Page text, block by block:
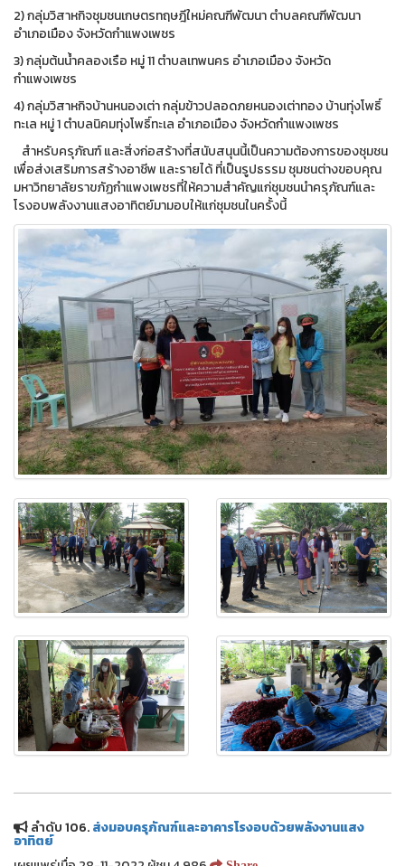
2) กลุ่มวิสาหกิจชุมชนเกษตรทฤษฎีใหม่คณฑีพัฒนา ตำบลคณฑีพัฒนา
อำเภอเมือง จังหวัดกำแพงเพชร
3) กลุ่มต้นน้ำคลองเรือ หมู่ 11 ตำบลเทพนคร อำเภอเมือง จังหวัด
กำแพงเพชร
4) กลุ่มวิสาหกิจบ้านหนองเต่า กลุ่มข้าวปลอดภยหนองเต่าทอง บ้านทุ่งโพธิ์
ทะเล หมู่ 1 ตำบลนิคมทุ่งโพธิ์ทะเล อำเภอเมือง จังหวัดกำแพงเพชร
สำหรับครุภัณฑ์ และสิ่งก่อสร้างที่สนับสนุนนี้เป็นความต้องการของชุมชน
เพื่อส่งเสริมการสร้างอาชีพ และรายได้ ที่เป็นรูปธรรม ชุมชนต่างขอบคุณ
มหาวิทยาลัยราขภัฏกำแพงเพชรที่ให้ความสำคัญแก่ชุมชนนำครุภัณฑ์และ
โรงอบพลังงานแสงอาทิตย์มามอบให้แก่ชุมชนในครั้งนี้
ลำดับ 106.ส่งมอบครุภัณฑ์และอาคารโรงอบด้วยพลังงานแสง
อาทิตย์